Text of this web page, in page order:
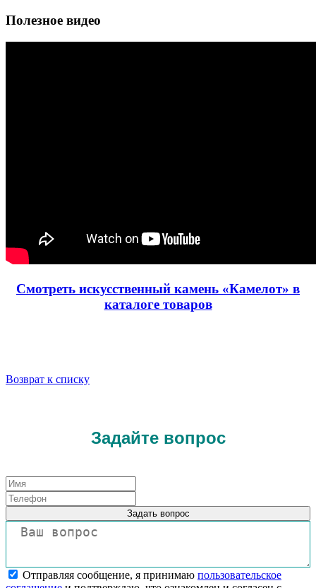
Полезное видео
Смотреть искусственный камень «Камелот» в
каталоге товаров
Возврат к списку
Задайте вопрос
Задать вопрос
Отправляя сообщение, я принимаю пользовательское